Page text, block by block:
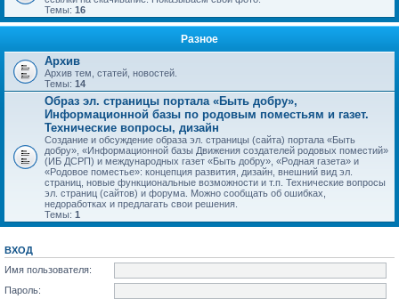
Темы: 16
Разное
Архив
Архив тем, статей, новостей.
Темы: 14
Образ эл. страницы портала «Быть добру»,
Информационной базы по родовым поместьям и газет.
Технические вопросы, дизайн
Создание и обсуждение образа эл. страницы (сайта) портала «Быть
добру», «Информационной базы Движения создателей родовых поместий»
(ИБ ДСРП) и международных газет «Быть добру», «Родная газета» и
«Родовое поместье»: концепция развития, дизайн, внешний вид эл.
страниц, новые функциональные возможности и т.п. Технические вопросы
эл. страниц (сайтов) и форума. Можно сообщать об ошибках,
недоработках и предлагать свои решения.
Темы: 1
ВХОД
Имя пользователя:
Пароль: